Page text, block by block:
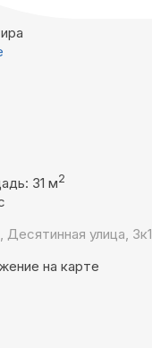
31 м2
улица, 3к1
на карте